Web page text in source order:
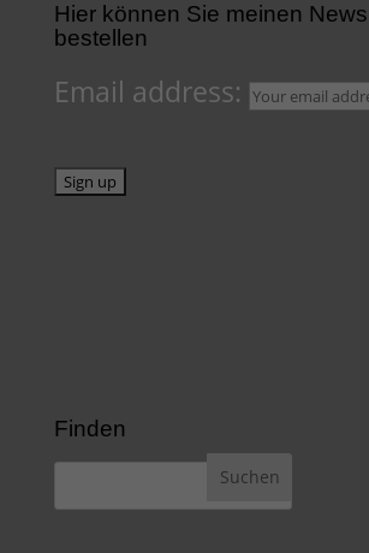
Hier können Sie meinen
bestellen
Email address:
Finden